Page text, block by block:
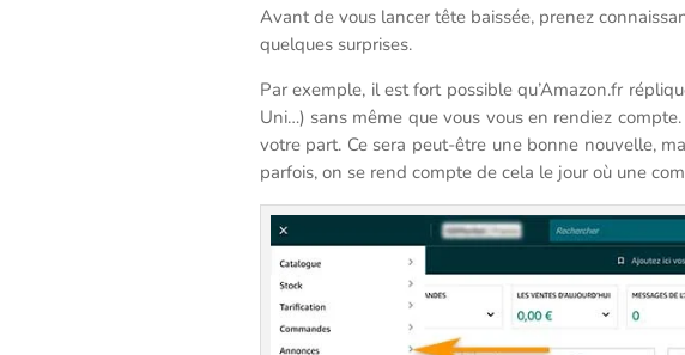
Avant de vous lancer tête baissée, prenez
quelques surprises.
Par exemple, il est fort possible qu’Amazon.fr
Uni…) sans même que vous vous en rendiez
votre part. Ce sera peut-être une bonne nouvelle,
parfois, on se rend compte de cela le jour où une